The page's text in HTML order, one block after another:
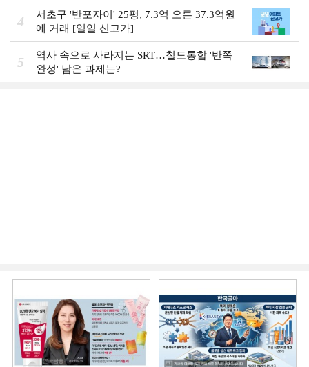
4
서초구 '반포자이' 25평, 7.3억 오른 37.3억원
에 거래 [일일 신고가]
5
역사 속으로 사라지는 SRT…철도통합 '반쪽
완성' 남은 과제는?